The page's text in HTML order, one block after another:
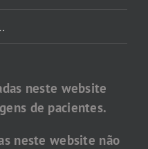
neste website
de pacientes.
neste website não